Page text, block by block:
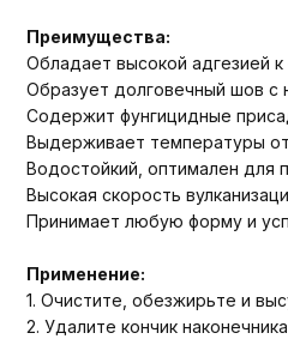
Преимущества:
Обладает высокой адгезией
Образует долговечный шов с
Содержит фунгицидные
Выдерживает температуры
Водостойкий, оптимален для
Высокая скорость
Принимает любую форму и
Применение:
1. Очистите, обезжирьте и
2. Удалите кончик